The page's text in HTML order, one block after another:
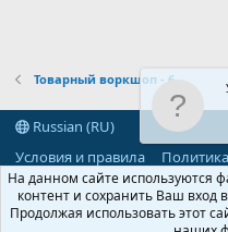
Товарный воркшоп - 6
Russian (RU)
Условия и правила
R
S
Community platform by XenForo® ©
На данном сайте используются
контент и сохранить Ваш вход
Продолжая использовать этот